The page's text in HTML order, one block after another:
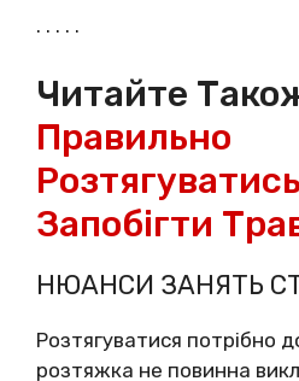
. . . . .
Читайте
Правильно
Запобігти
НЮАНСИ ЗАНЯТЬ
Розтягуватися потрібно
розтяжка не повинна